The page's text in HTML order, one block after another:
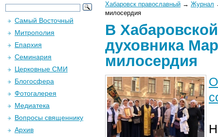
Хабаровск православный → Журнал
милосердия
В
духовника
милосердия
Самый Восточный
Митрополия
Епархия
Семинария
Церковные СМИ
Блогосфера
Фотогалерея
Медиатека
Вопросы священнику
Архив